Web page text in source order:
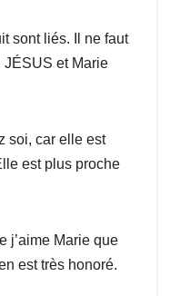
sont liés. Il ne faut
JÉSUS et Marie
soi, car elle est
est plus proche
j’aime Marie que
est très honoré.